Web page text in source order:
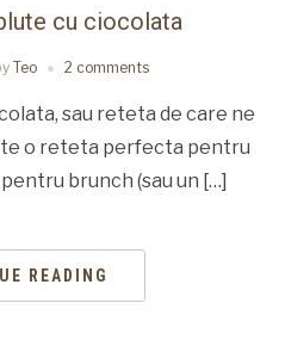
cu ciocolata
Teo 2 comments
sau reteta de care ne
o reteta perfecta pentru
brunch (sau un […]
READING